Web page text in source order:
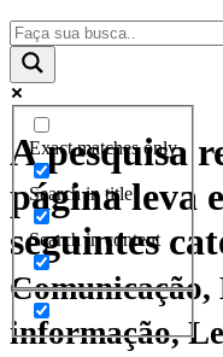
Exact matches only
Search in title
Search in content
A pesquisa
página leva
seguintes
Comunicação,
informação,